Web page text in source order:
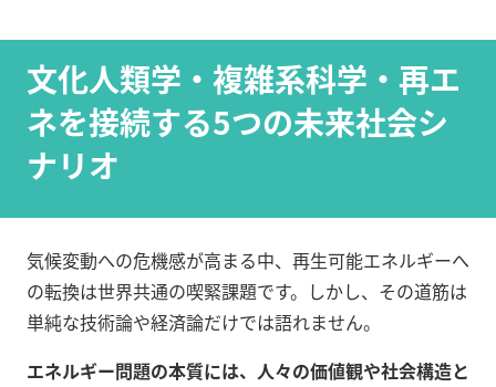
文化人類学・複雑系科学・再エ
ネを接続する5つの未来社会シ
ナリオ
気候変動への危機感が高まる中、再生可能エネルギーへ
の転換は世界共通の喫緊課題です。しかし、その道筋は
単純な技術論や経済論だけでは語れません。
エネルギー問題の本質には、人々の価値観や社会構造と